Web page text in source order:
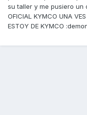
su taller y me pusiero un
OFICIAL KYMCO UNA
ESTOY DE KYMCO